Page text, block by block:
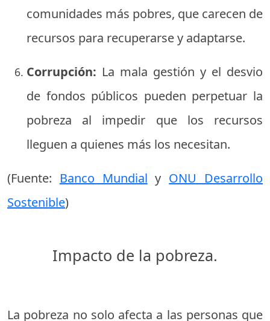
comunidades más pobres, que carecen de
recursos para recuperarse y adaptarse.
Corrupción: La mala gestión y el desvio
de fondos públicos pueden perpetuar la
pobreza al impedir que los recursos
lleguen a quienes más los necesitan.
(Fuente: Banco Mundial y ONU Desarrollo
Sostenible)
Impacto de la pobreza.
La pobreza no solo afecta a las personas que